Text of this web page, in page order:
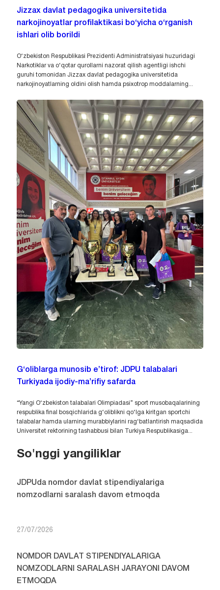
Jizzax davlat pedagogika universitetida
narkojinoyatlar profilaktikasi bo‘yicha o‘rganish
ishlari olib borildi
O‘zbekiston Respublikasi Prezidenti Administratsiyasi huzuridagi
Narkotiklar va o‘qotar qurollarni nazorat qilish agentligi ishchi
guruhi tomonidan Jizzax davlat pedagogika universitetida
narkojinoyatlarning oldini olish hamda psixotrop moddalarning...
G‘oliblarga munosib e’tirof: JDPU talabalari
Turkiyada ijodiy-ma’rifiy safarda
“Yangi O‘zbekiston talabalari Olimpiadasi” sport musobaqalarining
respublika final bosqichlarida g‘oliblikni qo‘lga kiritgan sportchi
talabalar hamda ularning murabbiylarini rag‘batlantirish maqsadida
Universitet rektorining tashabbusi bilan Turkiya Respublikasiga...
So'nggi yangiliklar
JDPUda nomdor davlat stipendiyalariga
nomzodlarni saralash davom etmoqda
27/07/2026
NOMDOR DAVLAT STIPENDIYALARIGA
NOMZODLARNI SARALASH JARAYONI DAVOM
ETMOQDA